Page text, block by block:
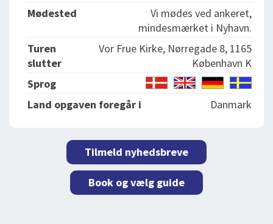
Mødested
Vi mødes ved ankeret,
mindesmærket i Nyhavn.
Turen
slutter
Vor Frue Kirke, Nørregade 8, 1165
København K
Sprog
Land opgaven foregår i
Danmark
Tilmeld nyhedsbreve
Book og vælg guide